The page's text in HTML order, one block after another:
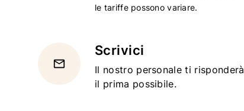
le tariffe possono variare.
email
Scrivici
Il nostro personale ti risponderà
il prima possibile.